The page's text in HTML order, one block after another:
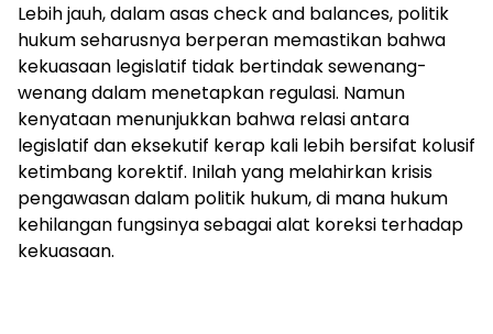
Lebih jauh, dalam asas check and balances, politik
hukum seharusnya berperan memastikan bahwa
kekuasaan legislatif tidak bertindak sewenang-
wenang dalam menetapkan regulasi. Namun
kenyataan menunjukkan bahwa relasi antara
legislatif dan eksekutif kerap kali lebih bersifat kolusif
ketimbang korektif. Inilah yang melahirkan krisis
pengawasan dalam politik hukum, di mana hukum
kehilangan fungsinya sebagai alat koreksi terhadap
kekuasaan.